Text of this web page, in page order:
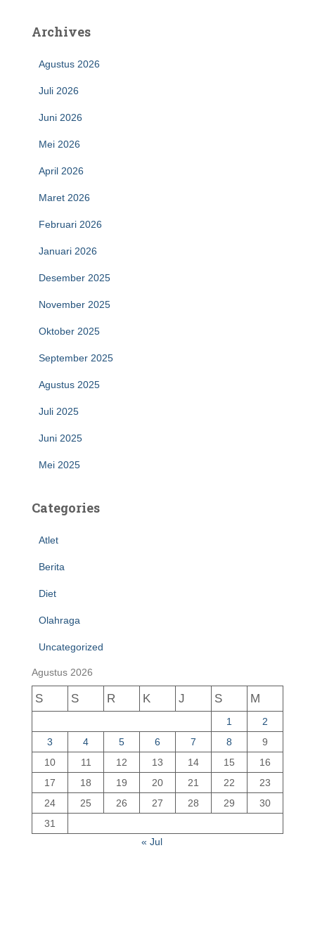
Archives
Agustus 2026
Juli 2026
Juni 2026
Mei 2026
April 2026
Maret 2026
Februari 2026
Januari 2026
Desember 2025
November 2025
Oktober 2025
September 2025
Agustus 2025
Juli 2025
Juni 2025
Mei 2025
Categories
Atlet
Berita
Diet
Olahraga
Uncategorized
Agustus 2026
S S R K J S M
1
2
3
4 5 6 7 8
9
10
11 12 13 14 15
16
17
18 19 20 21 22
23
24
25 26 27 28 29
30
31
« Jul